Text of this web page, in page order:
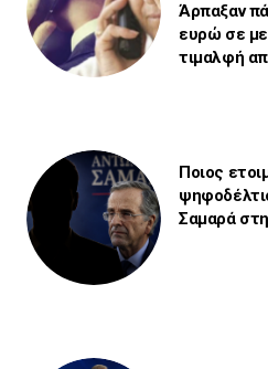
Άρπαξαν
ευρώ σε
τιμαλφή
Ποιος
Σαμαρά